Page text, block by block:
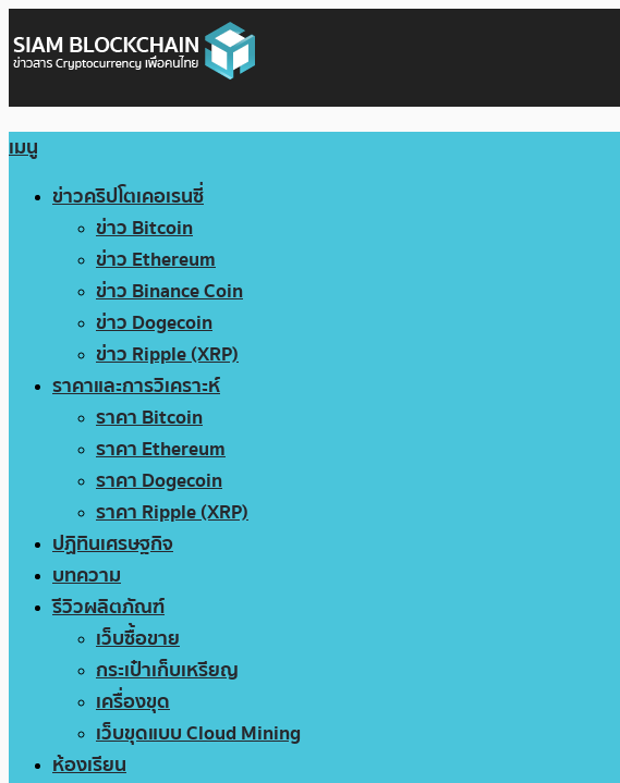
เมนู
ข่าวคริปโตเคอเรนซี่
ข่าว Bitcoin
ข่าว Ethereum
ข่าว Binance Coin
ข่าว Dogecoin
ข่าว Ripple (XRP)
ราคาและการวิเคราะห์
ราคา Bitcoin
ราคา Ethereum
ราคา Dogecoin
ราคา Ripple (XRP)
ปฏิทินเศรษฐกิจ
บทความ
รีวิวผลิตภัณฑ์
เว็บซื้อขาย
กระเป๋าเก็บเหรียญ
เครื่องขุด
เว็บขุดแบบ Cloud Mining
ห้องเรียน